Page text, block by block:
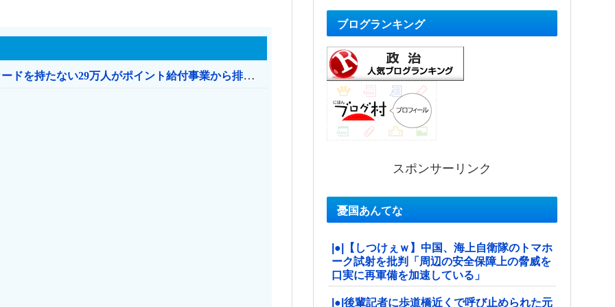
共産党「これは酷い…京都市でマイナンバーカードを持たない29万人がポイント給付事業から排除された」
ブログランキング
スポンサーリンク
憂国あんてな
|●|【しつけぇｗ】中国、海上自衛隊のトマホ
ーク試射を批判「周辺の安全保障上の脅威を
口実に再軍備を加速している」
|●|後輩記者に歩道橋近くで呼び止められた元